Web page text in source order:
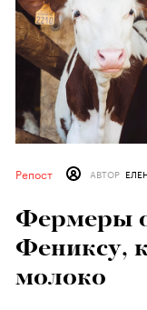
Репост АВТОР
Фермеры
Фениксу,
молоко